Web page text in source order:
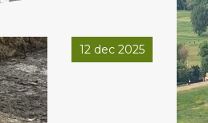
12 dec 2025